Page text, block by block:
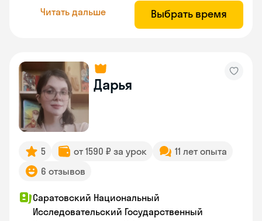
Читать дальше Выбрать время
Дарья
5 от 1590 ₽ за урок
11 лет опыта
6 отзывов
Саратовский Национальный
Исследовательский Государственный